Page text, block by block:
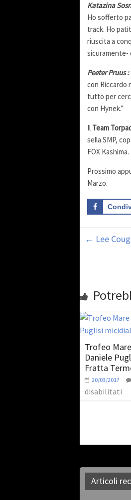
Katazina
Ho sofferto
track. Ho
riuscita a
sicuramente-
Peeter Pruus :
con Riccardo
tutto per
con Hynek.”
Il Team
sella SMP,
FOX Kashima.
Prossimo
Marzo.
← Lee
Trofeo
Daniele
Fratta
20/03/2017
disabilitati
Articoli